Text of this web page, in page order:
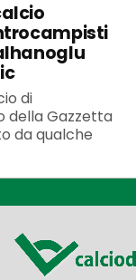
di
della Gazzetta
da qualche